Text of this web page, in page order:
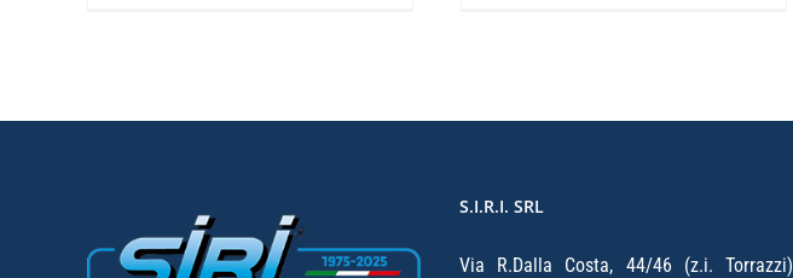
S.I.R.I. SRL
Via R.Dalla Costa, 44/46 (z.i. Torrazzi)